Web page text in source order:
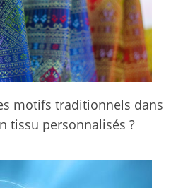
motifs traditionnels dans
tissu personnalisés ?